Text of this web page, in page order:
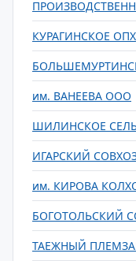
КУРАГИНСКОЕ ОПХ
им. ВАНЕЕВА ООО
ШИЛИНСКОЕ
ИГАРСКИЙ
им. КИРОВА
БОГОТОЛЬСКИЙ
ТАЕЖНЫЙ